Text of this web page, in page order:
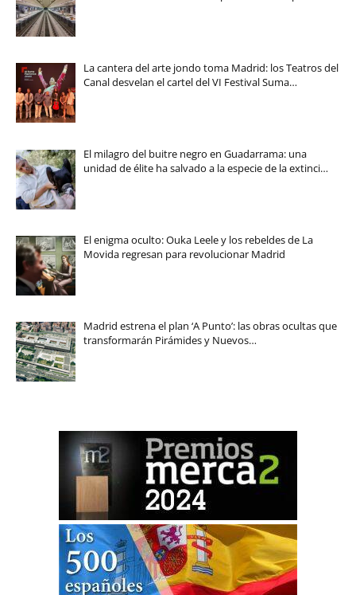
La cantera del arte jondo toma Madrid: los Teatros del
Canal desvelan el cartel del VI Festival Suma…
El milagro del buitre negro en Guadarrama: una
unidad de élite ha salvado a la especie de la extinci…
El enigma oculto: Ouka Leele y los rebeldes de La
Movida regresan para revolucionar Madrid
Madrid estrena el plan ‘A Punto’: las obras ocultas que
transformarán Pirámides y Nuevos…